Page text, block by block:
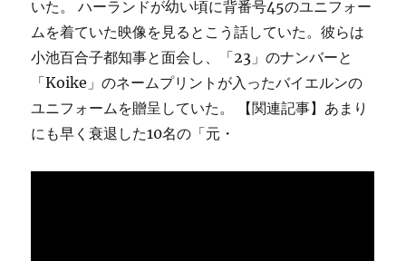
いた。 ハーランドが幼い頃に背番号45のユニフォー
ムを着ていた映像を見るとこう話していた。彼らは
小池百合子都知事と面会し、「23」のナンバーと
「Koike」のネームプリントが入ったバイエルンの
ユニフォームを贈呈していた。 【関連記事】あまり
にも早く衰退した10名の「元・